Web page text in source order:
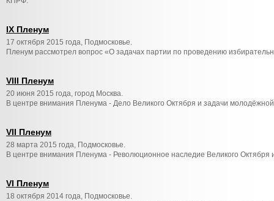
IX Пленум
17 октября 2015 года, Подмосковье.
Пленум рассмотрел вопрос «О задачах партии по проведению
VIII Пленум
20 июня 2015 года, город Москва.
В центре внимания Пленума - Дело Великого Октября и задачи
VII Пленум
28 марта 2015 года, Подмосковье.
В центре внимания Пленума - Революционное наследие Великого Октября
VI Пленум
18 октября 2014 года, Подмосковье.